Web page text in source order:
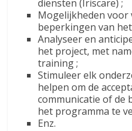
diensten (Iriscare) ;
Mogelijkheden
beperkingen van
Analyseer en
het project, met
training ;
Stimuleer elk
helpen om de
communicatie of de
het programma te
Enz.